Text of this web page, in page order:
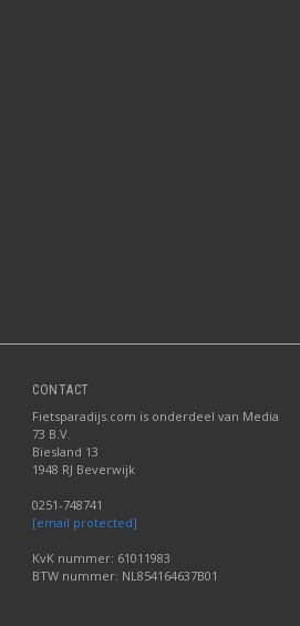
CONTACT
Fietsparadijs.com is onderdeel van Media
73 B.V.
Biesland 13
1948 RJ Beverwijk
0251-748741
[email protected]
KvK nummer: 61011983
BTW nummer: NL854164637B01